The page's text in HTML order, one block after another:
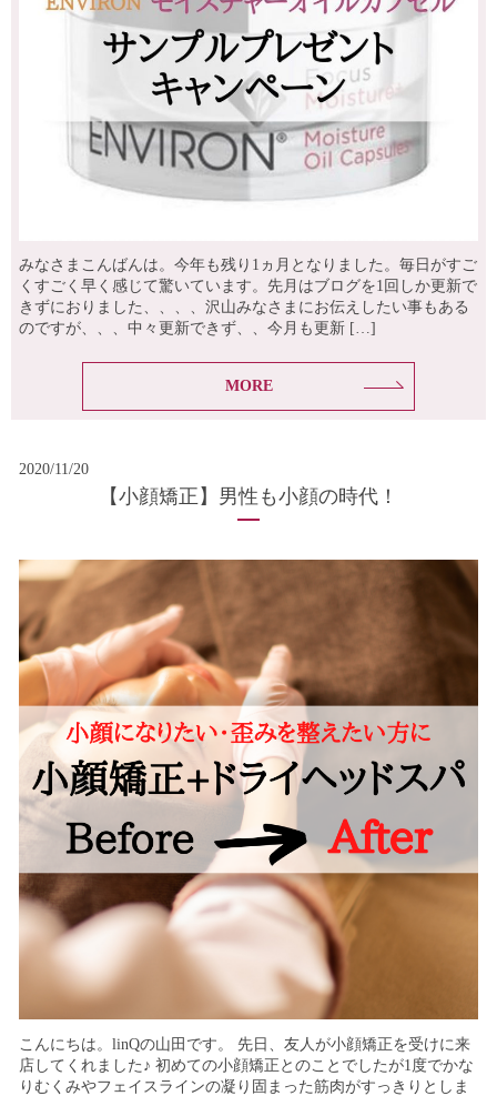
みなさまこんばんは。今年も残り1ヵ月となりました。毎日がすご
くすごく早く感じて驚いています。先月はブログを1回しか更新で
きずにおりました、、、、沢山みなさまにお伝えしたい事もある
のですが、、、中々更新できず、、今月も更新 […]
MORE
2020/11/20
【小顔矯正】男性も小顔の時代！
こんにちは。linQの山田です。 先日、友人が小顔矯正を受けに来
店してくれました♪ 初めての小顔矯正とのことでしたが1度でかな
りむくみやフェイスラインの凝り固まった筋肉がすっきりとしま